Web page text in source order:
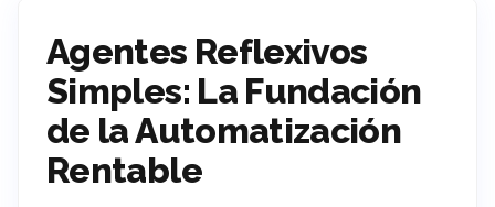
Agentes Reflexivos
Simples: La Fundación
de la Automatización
Rentable